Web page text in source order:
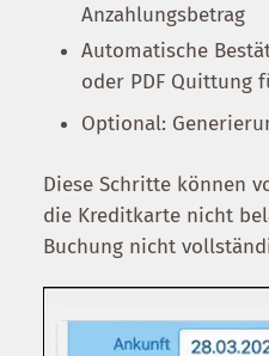
Anzahlungsbetrag
Automatische
oder PDF Quittung
Optional:
Diese Schritte können
die Kreditkarte nicht
Buchung nicht